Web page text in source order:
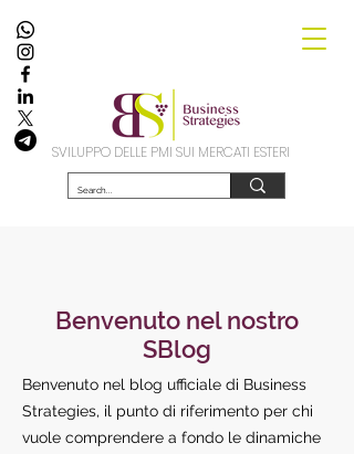
SVILUPPO DELLE PMI SUI MERCATI ESTERI
Benvenuto nel nostro
SBlog
Benvenuto nel blog ufficiale di Business
Strategies, il punto di riferimento per chi
vuole comprendere a fondo le dinamiche